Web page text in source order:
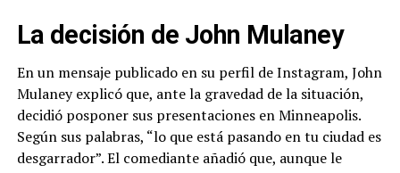
La decisión de John Mulaney
En un mensaje publicado en su perfil de Instagram, John
Mulaney explicó que, ante la gravedad de la situación,
decidió posponer sus presentaciones en Minneapolis.
Según sus palabras, “lo que está pasando en tu ciudad es
desgarrador”. El comediante añadió que, aunque le